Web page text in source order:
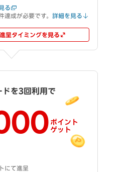
る
達成が必要です。 詳細を見る
呈タイミングを見る
ドを3回利用で
ポイント
ゲット
にて進呈